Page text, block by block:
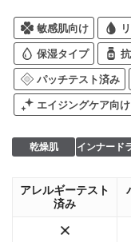
敏感肌向け
保湿タイプ
パッチテスト済み
エイジングケア向け
乾燥肌 インナード
アレルギーテスト
済み